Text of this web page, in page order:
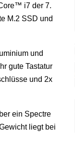
i7 der 7.
M.2 SSD und
und
gute Tastatur
und 2x
ein Spectre
liegt bei